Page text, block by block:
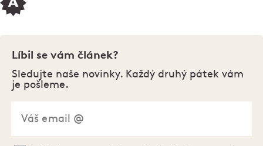
Líbil se vám článek?
Sledujte naše novinky. Každý druhý pátek vám
je pošleme.